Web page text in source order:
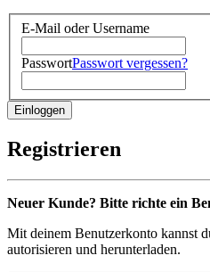
E-Mail oder Username
PasswortPasswort vergessen?
Registrieren
Neuer Kunde? Bitte richte ein
Mit deinem Benutzerkonto kannst
autorisieren und herunterladen.